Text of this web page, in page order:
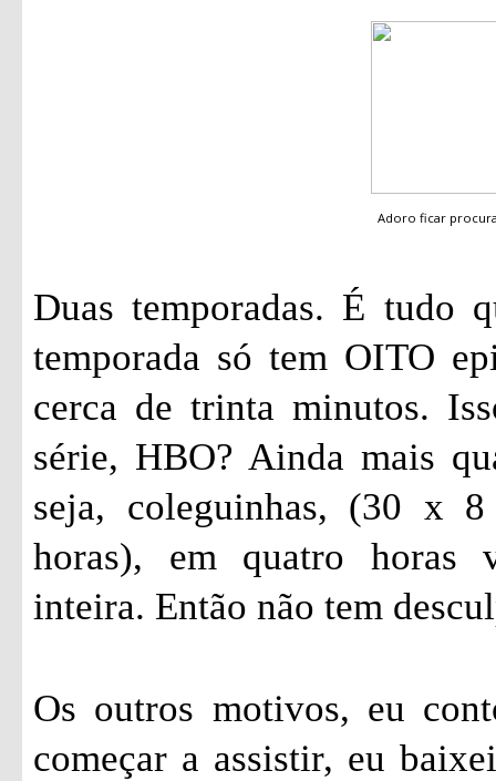
Adoro ficar
Duas temporadas. É tudo
temporada só tem OITO
cerca de trinta minutos.
série, HBO? Ainda mais
seja, coleguinhas, (30 x
horas), em quatro horas
inteira. Então não tem
Os outros motivos, eu
começar a assistir, eu